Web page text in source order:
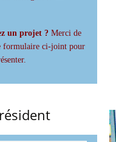
un projet ? Merci de
formulaire ci-joint pour